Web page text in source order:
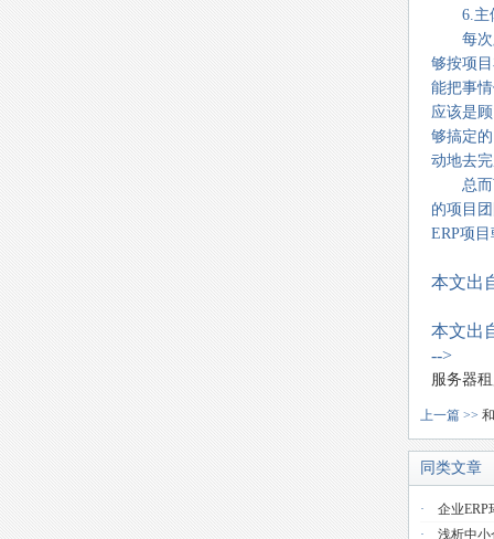
6.主
每次顾
够按项
能把事
应该是
够搞定
动地去
总而言
的项目
ERP项
本文出
本文出
-->
服务器
上一篇 >>
同类文章
· 企业ERP
· 浅析中小